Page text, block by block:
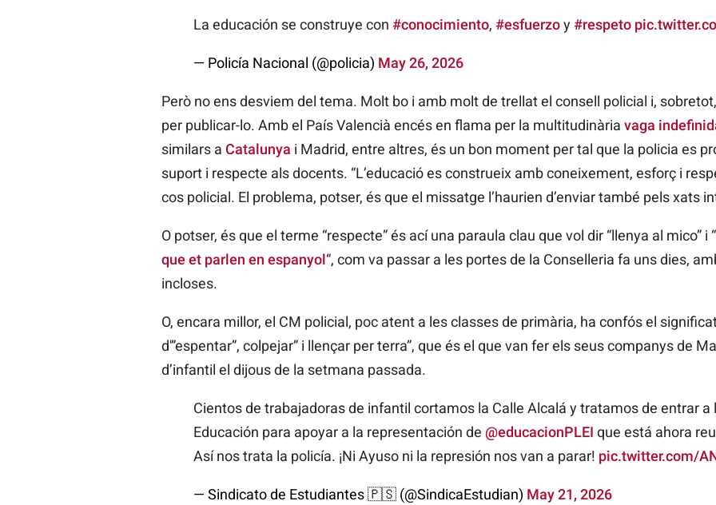
La educación se construye con #conocimiento, #esfuerzoy #respeto
— Policía Nacional (@policia) May 26, 2026
Però no ens desviem del tema. Molt bo i amb molt de trellat el consell policial i,
per publicar-lo. Amb el País Valencià encés en flama per la multitudinària vaga
similars a Catalunya i Madrid, entre altres, és un bon moment per tal que la policia es
suport i respecte als docents. “L’educació es construeix amb coneixement, esforç i
cos policial. El problema, potser, és que el missatge l’haurien d’enviar també pels xats
O potser, és que el terme “respecte” és ací una paraula clau que vol dir “llenya al mico” i “
que et parlen en espanyol“, com va passar a les portes de la Conselleria fa uns dies,
incloses.
O, encara millor, el CM policial, poc atent a les classes de primària, ha confós el
d'”espentar”, colpejar” i llençar per terra”, que és el que van fer els seus companys de
d’infantil el dijous de la setmana passada.
Cientos de trabajadoras de infantil cortamos la Calle Alcalá y tratamos de entrar a
Educación para apoyar a la representación de @educacionPLEI que está ahora
Así nos trata la policía. ¡Ni Ayuso ni la represión nos van a parar! pic.twitter.com/
— Sindicato de Estudiantes 🇵🇸 (@SindicaEstudian) May 21, 2026